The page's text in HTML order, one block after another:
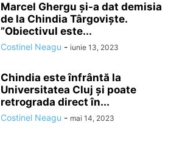
Marcel Ghergu şi-a dat demisia
de la Chindia Târgovişte.
”Obiectivul este...
Costinel Neagu - iunie 13, 2023
Chindia este înfrântă la
Universitatea Cluj şi poate
retrograda direct în...
Costinel Neagu - mai 14, 2023